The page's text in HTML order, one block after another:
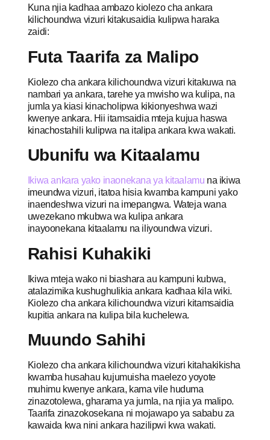
Kuna njia kadhaa ambazo kiolezo cha ankara
kilichoundwa vizuri kitakusaidia kulipwa haraka
zaidi:
Futa Taarifa za Malipo
Kiolezo cha ankara kilichoundwa vizuri kitakuwa na
nambari ya ankara, tarehe ya mwisho wa kulipa, na
jumla ya kiasi kinacholipwa kikionyeshwa wazi
kwenye ankara. Hii itamsaidia mteja kujua haswa
kinachostahili kulipwa na italipa ankara kwa wakati.
Ubunifu wa Kitaalamu
Ikiwa ankara yako inaonekana ya kitaalamu na ikiwa
imeundwa vizuri, itatoa hisia kwamba kampuni yako
inaendeshwa vizuri na imepangwa. Wateja wana
uwezekano mkubwa wa kulipa ankara
inayoonekana kitaalamu na iliyoundwa vizuri.
Rahisi Kuhakiki
Ikiwa mteja wako ni biashara au kampuni kubwa,
atalazimika kushughulikia ankara kadhaa kila wiki.
Kiolezo cha ankara kilichoundwa vizuri kitamsaidia
kupitia ankara na kulipa bila kuchelewa.
Muundo Sahihi
Kiolezo cha ankara kilichoundwa vizuri kitahakikisha
kwamba husahau kujumuisha maelezo yoyote
muhimu kwenye ankara, kama vile huduma
zinazotolewa, gharama ya jumla, na njia ya malipo.
Taarifa zinazokosekana ni mojawapo ya sababu za
kawaida kwa nini ankara hazilipwi kwa wakati.